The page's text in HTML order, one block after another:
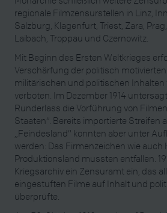
regionale Filmzensurstellen in Linz,
Salzburg, Klagenfurt, Triest, Zara,
Laibach, Troppau und Czernowitz.
Mit Beginn des Ersten Weltkrieges
Verschärfung der politisch
militärischen und politischen
verboten. Im Dezember 1914
Runderlass die Vorführung von
Staaten“. Bereits importierte Streifen
„Feindesland“ konnten aber unter
werden: Das Firmenzeichen wie auch
Produktionsland mussten entfallen.
Kriegsarchiv ein Zensuramt ein, das
eingestuften Filme auf Inhalt und
überprüfte.